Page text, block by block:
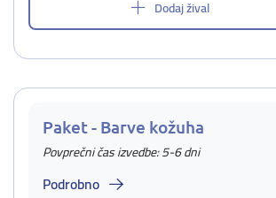
Dodaj žival
Paket - Barve kožuha
Povprečni čas izvedbe: 5-6 dni
Podrobno